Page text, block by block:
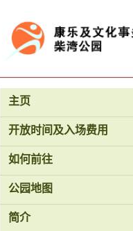
按“Tab”进入菜单
主页
开放时间及入场费用
如何前往
公园地图
简介